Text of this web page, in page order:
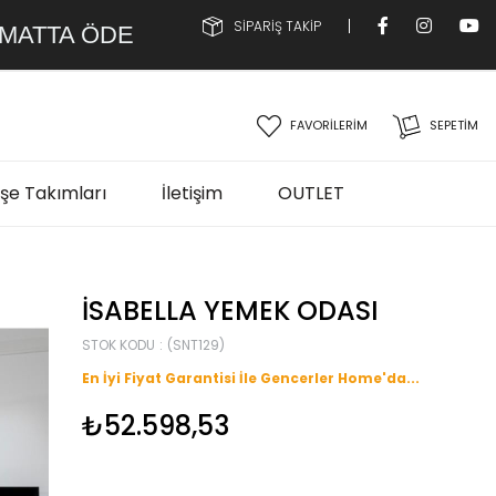
ÖDE SİPARİŞ TAKİP
SEPETIM
FAVORİLERİM
Takımları İletişim OUTLET
İSABELLA YEMEK ODASI
STOK KODU
(SNT129)
En İyi Fiyat Garantisi İle Gencerler Home'da...
₺52.598,53